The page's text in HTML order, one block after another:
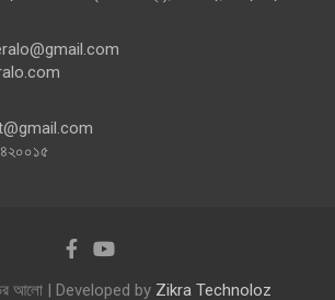
আলো | Developed by Zikra Technoloz